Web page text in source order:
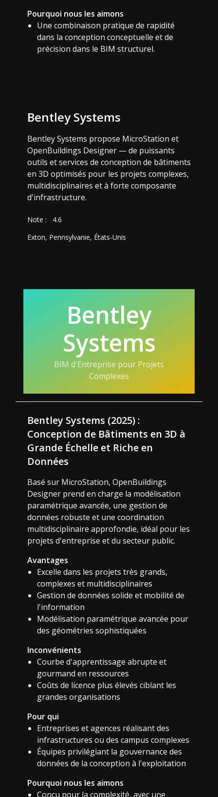
Pourquoi nous les aimons
Une combinaison pratique de rapidité
dans la conception conceptuelle et de
précision dans le BIM structurel.
Bentley Systems
Bentley Systems propose MicroStation et
OpenBuildings Designer — de puissants
outils et services de conception de bâtiments
en 3D optimisés pour les projets complexes,
multidisciplinaires et à forte composante
d'infrastructure.
Note :
4.6
Exton, Pennsylvanie, États-Unis
Bentley
Systems
BIM d'Entreprise pour Projets
Complexes
Bentley Systems (2025) :
Conception de Bâtiments en 3D à
Grande Échelle et Riche en
Données
Basé sur MicroStation, OpenBuildings
Designer prend en charge la modélisation
paramétrique avancée, une gestion de
données robuste et une coordination
multidisciplinaire approfondie, idéal pour les
projets d'entreprise et du secteur public.
Avantages
Excelle dans les projets très grands,
complexes et multidisciplinaires
Gestion de données solide et mobilité de
l'information
Modélisation paramétrique avancée pour
des géométries sophistiquées
Inconvénients
Courbe d'apprentissage abrupte et
gourmand en ressources
Coûts de licence plus élevés ciblant les
grandes organisations
Pour qui
Entreprises et agences réalisant des
infrastructures ou des campus complexes
Équipes privilégiant la gouvernance des
données de la conception à l'exploitation
Pourquoi nous les aimons
Conçu pour la complexité, avec une